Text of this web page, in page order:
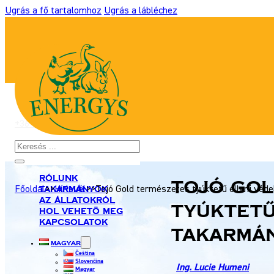
Ugrás a fő tartalomhoz Ugrás a lábléchez
+36 306 931 327 takarmany@energyshobby.hu
Keresés
Főoldal>>Hírlevél>>Tojó Gold természetes tyúktetű elleni
Rólunk
Takarmányok
Az állatokról
Hol vehetö meg
Kapcsolatok
Magyar
Čeština
Slovenčina
Magyar
Tojó
tyúktetű
Ing. Lucie Humeni